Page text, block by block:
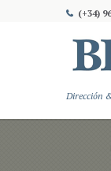
(+34)
Dirección